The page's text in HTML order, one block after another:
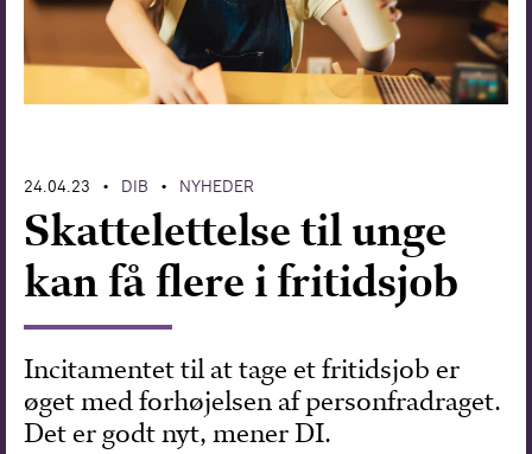
Arbejdsmiljø
Arbejdsmarkedet
Europapolitik
Forskning
24.04.23 • DIB • NYHEDER
Skattelettelse til unge
kan få flere i fritidsjob
Incitamentet til at tage et fritidsjob er
øget med forhøjelsen af personfradraget.
Det er godt nyt, mener DI.